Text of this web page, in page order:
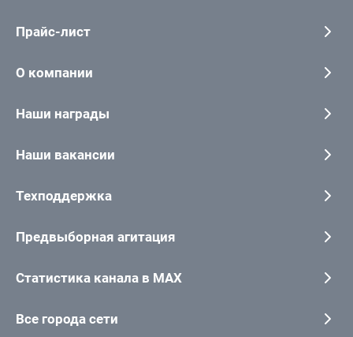
Прайс-лист
О компании
Наши награды
Наши вакансии
Техподдержка
Предвыборная агитация
Статистика канала в MAX
Все города сети